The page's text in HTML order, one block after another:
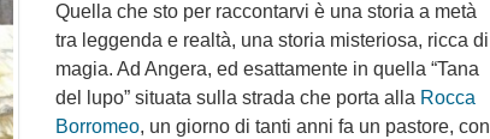
Quella che sto per raccontarvi è una storia a metà
tra leggenda e realtà, una storia misteriosa, ricca di
magia. Ad Angera, ed esattamente in quella “Tana
del lupo” situata sulla strada che porta alla Rocca
Borromeo, un giorno di tanti anni fa un pastore, con